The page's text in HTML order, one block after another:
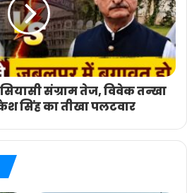
संग्राम तेज, विवेक तन्खा
सिंह का तीखा पलटवार